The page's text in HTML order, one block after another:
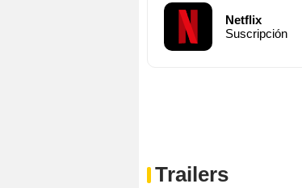
Netflix
Suscripción
Trailers